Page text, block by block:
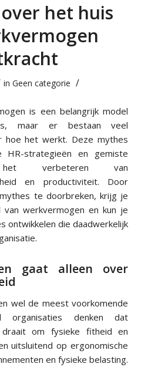
het huis
in Geen categorie /
is een belangrijk model
maar er bestaan veel
hoe het werkt. Deze mythes
HR-strategieën en gemiste
verbeteren van
en productiviteit. Door
te doorbreken, krijg je
werkvermogen en kun je
ontwikkelen die daadwerkelijk
gaat alleen over
wel de meest voorkomende
organisaties denken dat
draait om fysieke fitheid en
uitsluitend op ergonomische
en fysieke belasting.